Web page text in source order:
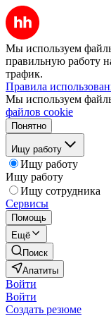
Мы используем
правильную работу
трафик.
Правила
Мы используем
файлов cookie
Понятно
Ищу работу
Ищу работу
Ищу работу
Ищу сотрудника
Сервисы
Помощь
Ещё
Поиск
Апатиты
Войти
Войти
Создать резюме